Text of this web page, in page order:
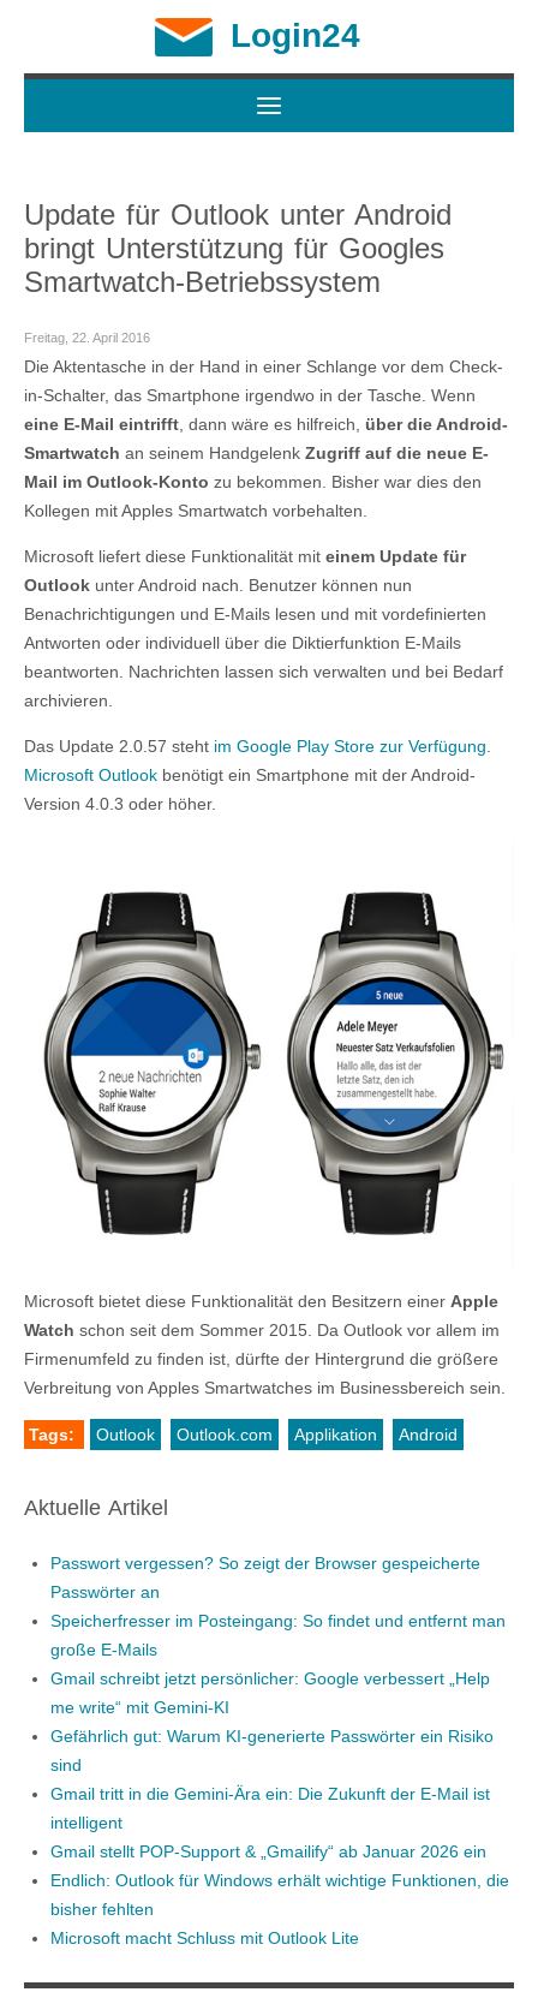
Login24
Update für Outlook unter Android
bringt Unterstützung für Googles
Smartwatch-Betriebssystem
Freitag, 22. April 2016
Die Aktentasche in der Hand in einer Schlange vor dem Check-
in-Schalter, das Smartphone irgendwo in der Tasche. Wenn
eine E-Mail eintrifft , dann wäre es hilfreich, über die Android-
Smartwatch an seinem Handgelenk Zugriff auf die neue E-
Mail im Outlook-Konto zu bekommen. Bisher war dies den
Kollegen mit Apples Smartwatch vorbehalten.
Microsoft liefert diese Funktionalität mit einem Update für
Outlook unter Android nach. Benutzer können nun
Benachrichtigungen und E-Mails lesen und mit vordefinierten
Antworten oder individuell über die Diktierfunktion E-Mails
beantworten. Nachrichten lassen sich verwalten und bei Bedarf
archivieren.
Das Update 2.0.57 steht im Google Play Store zur Verfügung
Microsoft Outlook benötigt ein Smartphone mit der Android-
Version 4.0.3 oder höher.
Microsoft bietet diese Funktionalität den Besitzern einer Apple
Watch schon seit dem Sommer 2015. Da Outlook vor allem im
Firmenumfeld zu finden ist, dürfte der Hintergrund die größere
Verbreitung von Apples Smartwatches im Businessbereich sein.
Tags: Outlook Outlook.com Applikation Android
Aktuelle Artikel
Passwort vergessen? So zeigt der Browser gespeicherte
Passwörter an
Speicherfresser im Posteingang: So findet und entfernt man
große E-Mails
Gmail schreibt jetzt persönlicher: Google verbessert „Help
me write“ mit Gemini-KI
Gefährlich gut: Warum KI-generierte Passwörter ein Risiko
sind
Gmail tritt in die Gemini-Ära ein: Die Zukunft der E-Mail ist
intelligent
Gmail stellt POP-Support & „Gmailify“ ab Januar 2026 ein
Endlich: Outlook für Windows erhält wichtige Funktionen, die
bisher fehlten
Microsoft macht Schluss mit Outlook Lite